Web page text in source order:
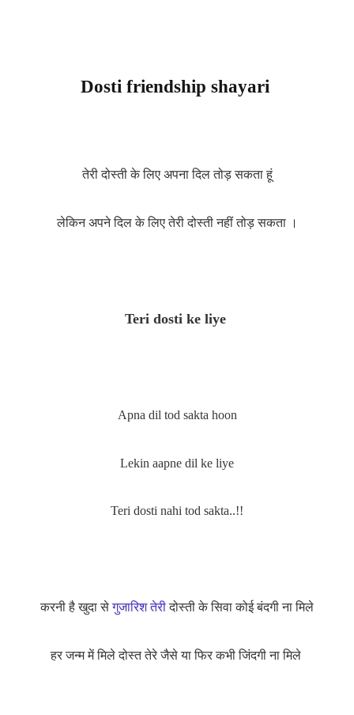
Dosti friendship shayari
तेरी दोस्ती के लिए अपना दिल तोड़ सकता हूं
लेकिन अपने दिल के लिएतेरी दोस्ती नहीं तोड़ सकता ।
Teri dosti ke liye
Apna dil tod sakta hoon
Lekin aapne dil ke liye
Teri dosti nahi tod sakta..!!
करनी है खुदा सेगुजारिश तेरीदोस्ती के सिवा कोई बंदगी ना मिले
हर जन्म में मिले दोस्त तेरे जैसेया फिर कभी जिंदगी ना मिले